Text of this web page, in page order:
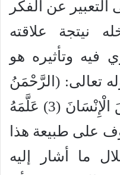
التعبير عن الفكر
نيتجة علاقته
فيه وتأثيره هو
تعالى: (الرَّحْمَنُ
(1) عَلَّمَ الْقُرْآَنَ (2) خَلَقَ الْإِنْسَانَ (3) عَلَّمَهُ
على طبيعة هذا
ما أشار إليه